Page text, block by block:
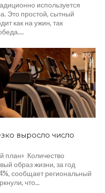
используется
Это простой, сытный
как на ужин, так
370
выросло число
план» Количество
образ жизни, за год
сообщает региональный
что...